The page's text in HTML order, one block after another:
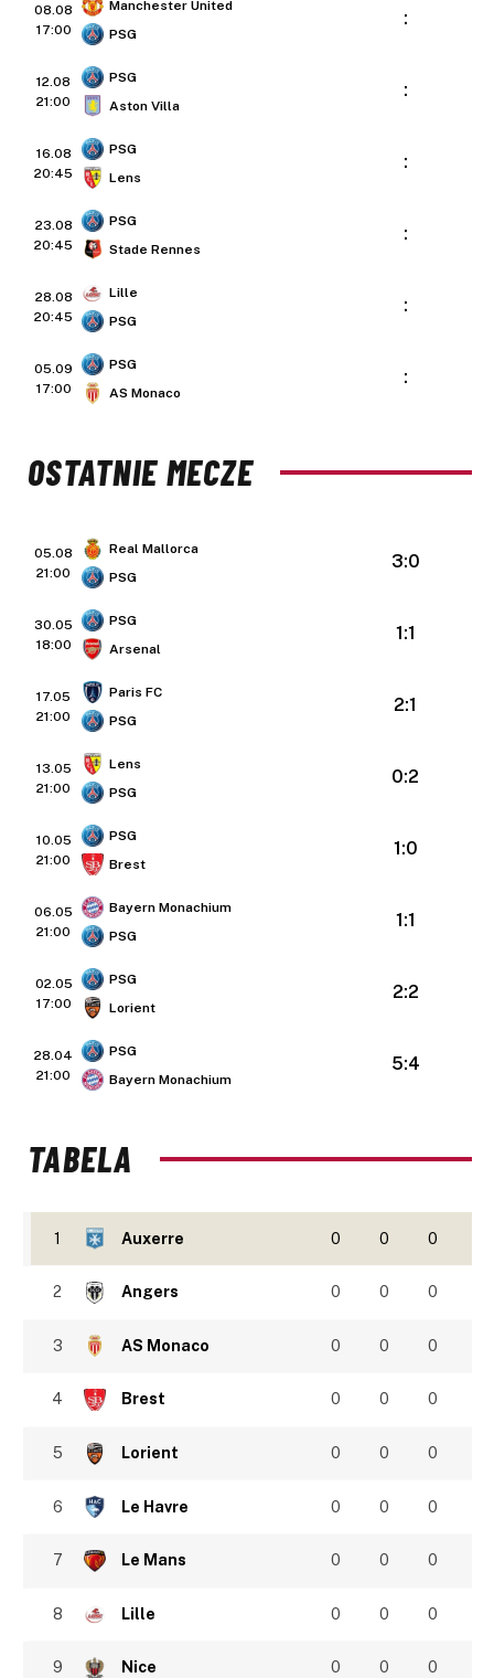
08.08
17:00
Manchester United
PSG
:
12.08
21:00
PSG
Aston Villa
:
16.08
20:45
PSG
Lens
:
23.08
20:45
PSG
Stade Rennes
:
28.08
20:45
Lille
PSG
:
05.09
17:00
PSG
AS Monaco
:
OSTATNIE MECZE
05.08
21:00
Real Mallorca
PSG
3:0
30.05
18:00
PSG
Arsenal
1:1
17.05
21:00
Paris FC
PSG
2:1
13.05
21:00
Lens
PSG
0:2
10.05
21:00
PSG
Brest
1:0
06.05
21:00
Bayern Monachium
PSG
1:1
02.05
17:00
PSG
Lorient
2:2
28.04
21:00
PSG
Bayern Monachium
5:4
TABELA
1 Auxerre 0 0 0
2 Angers 0 0 0
3 AS Monaco 0 0 0
4 Brest 0 0 0
5 Lorient 0 0 0
6 Le Havre 0 0 0
7 Le Mans 0 0 0
8 Lille 0 0 0
9 Nice 0 0 0